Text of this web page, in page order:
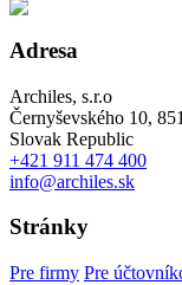
Adresa
Archiles, s.r.o
Černyševského 10,
Slovak Republic
+421 911 474 400
info@archiles.sk
Stránky
Pre firmy Pre